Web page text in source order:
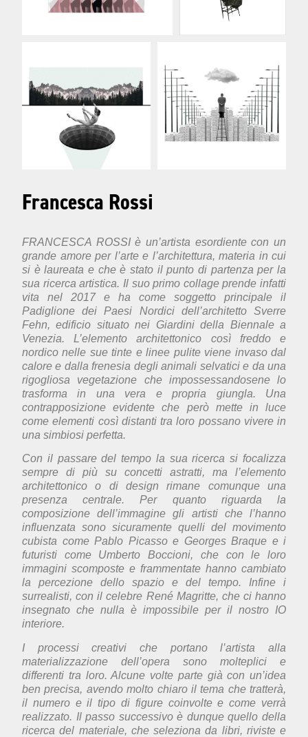
Francesca Rossi
FRANCESCA ROSSI è un’artista esordiente con un
grande amore per l’arte e l’architettura, materia in cui
si è laureata e che è stato il punto di partenza per la
sua ricerca artistica. Il suo primo collage prende infatti
vita nel 2017 e ha come soggetto principale il
Padiglione dei Paesi Nordici dell’architetto Sverre
Fehn, edificio situato nei Giardini della Biennale a
Venezia. L’elemento architettonico così freddo e
nordico nelle sue tinte e linee pulite viene invaso dal
calore e dalla frenesia degli animali selvatici e da una
rigogliosa vegetazione che impossessandosene lo
trasforma in una vera e propria giungla. Una
contrapposizione evidente che però mette in luce
come elementi così distanti tra loro possano vivere in
una simbiosi perfetta.
Con il passare del tempo la sua ricerca si focalizza
sempre di più su concetti astratti, ma l’elemento
architettonico o di design rimane comunque una
presenza centrale. Per quanto riguarda la
composizione dell’immagine gli artisti che l’hanno
influenzata sono sicuramente quelli del movimento
cubista come Pablo Picasso e Georges Braque e i
futuristi come Umberto Boccioni, che con le loro
immagini scomposte e frammentate hanno cambiato
la percezione dello spazio e del tempo. Infine i
surrealisti, con il celebre René Magritte, che ci hanno
insegnato che nulla è impossibile per il nostro IO
interiore.
I processi creativi che portano l’artista alla
materializzazione dell’opera sono molteplici e
differenti tra loro. Alcune volte parte già con un’idea
ben precisa, avendo molto chiaro il tema che tratterà,
il numero e il tipo di figure coinvolte e come verrà
realizzato. Il passo successivo è dunque quello della
ricerca del materiale, che seleziona da libri, riviste e